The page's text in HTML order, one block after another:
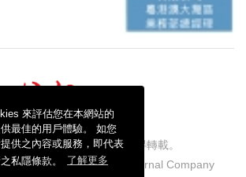
來評估您在本網站的
最佳的用戶體驗。 如您
供之內容或服務，即代表
私隱條款。
了解更多
聞有限公司版權所有，不得轉載。
Hong Kong Economic Journal Company